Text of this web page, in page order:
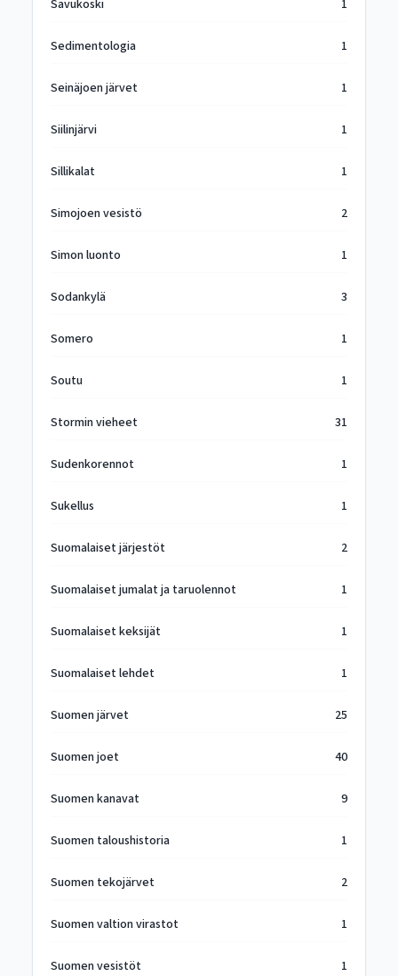
Savukoski 1
Sedimentologia 1
Seinäjoen järvet 1
Siilinjärvi 1
Sillikalat 1
Simojoen vesistö 2
Simon luonto 1
Sodankylä 3
Somero 1
Soutu 1
Stormin vieheet 31
Sudenkorennot 1
Sukellus 1
Suomalaiset järjestöt 2
Suomalaiset jumalat ja taruolennot 1
Suomalaiset keksijät 1
Suomalaiset lehdet 1
Suomen järvet 25
Suomen joet 40
Suomen kanavat 9
Suomen taloushistoria 1
Suomen tekojärvet 2
Suomen valtion virastot 1
Suomen vesistöt 1